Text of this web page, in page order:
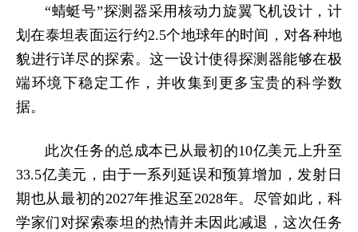
“蜻蜓号”探测器采用核动力旋翼飞机设计，计
划在泰坦表面运行约2.5个地球年的时间，对各种地
貌进行详尽的探索。这一设计使得探测器能够在极
端环境下稳定工作，并收集到更多宝贵的科学数
据。
此次任务的总成本已从最初的10亿美元上升至
33.5亿美元，由于一系列延误和预算增加，发射日
期也从最初的2027年推迟至2028年。尽管如此，科
学家们对探索泰坦的热情并未因此减退，这次任务